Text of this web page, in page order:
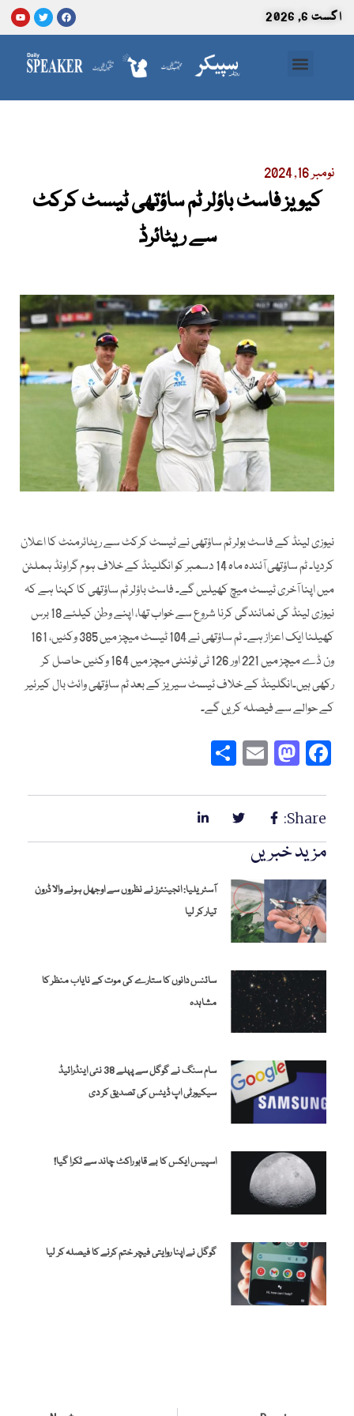
اگست 6, 2026
نومبر 16, 2024
کیویز فاسٹ باؤلر ٹم ساؤتھی ٹیسٹ کرکٹ
سے ریٹائرڈ
نیوزی لینڈ کے فاسٹ بولر ٹم ساؤتھی نے ٹیسٹ کرکٹ سے ریٹائرمنٹ کا اعلان
کردیا۔ ٹم ساؤتھی آئندہ ماہ 14 دسمبر کو انگلینڈ کے خلاف ہوم گراونڈ ہملٹن
میں اپنا آخری ٹیسٹ میچ کھیلیں گے۔ فاسٹ باؤلر ٹم ساؤتھی کا کہنا ہے کہ
نیوزی لینڈ کی نمائندگی کرنا شروع سے خواب تھا، اپنے وطن کیلئے 18 برس
کھیلنا ایک اعزاز ہے۔ ٹم ساؤتھی نے 104 ٹیسٹ میچز میں 385 وکٹیں، 161
ون ڈے میچز میں 221 اور 126 ٹی ٹوئنٹی میچز میں 164 وکٹیں حاصل کر
رکھی ہیں۔انگلینڈ کے خلاف ٹیسٹ سیریز کے بعد ٹم ساؤتھی وائٹ بال کیرئیر
کے حوالے سے فیصلہ کریں گے۔
Facebook
Mastodon
Email
Share:
مزید خبریں
آسٹریلیا: انجینئرز نے نظروں سے اوجھل ہونے والا ڈرون
تیار کر لیا
سائنس دانوں کا ستارے کی موت کے نایاب منظر کا
مشاہدہ
سام سنگ نے گوگل سے پہلے 38 نئی اینڈرائیڈ
سیکیورٹی اپ ڈیٹس کی تصدیق کر دی
اسپیس ایکس کا بے قابو راکٹ چاند سے ٹکرا گیا!
گوگل نے اپنا روایتی فیچر ختم کرنے کا فیصلہ کر لیا